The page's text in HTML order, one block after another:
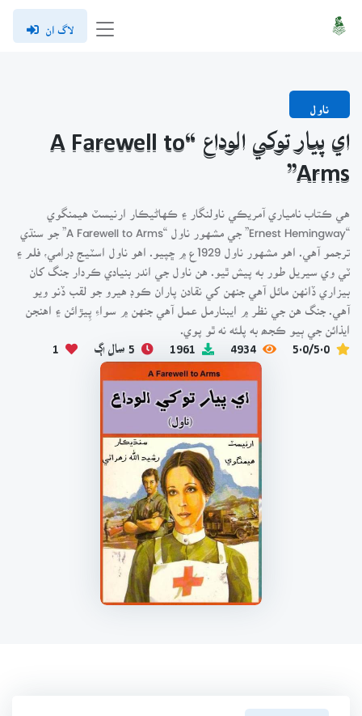
لاگ ان
ناول
اي پيار توکي الوداع “A Farewell to
Arms”
هي ڪتاب نامياري آمريڪي ناولنگار ۽ ڪهاڻيڪار ارنيسٽ هيمنگوي
“Ernest Hemingway” جي مشهور ناول “A Farewell to Arms” جو سنڌي
ترجمو آهي. اهو مشهور ناول 1929ع ۾ ڇپيو. اهو ناول اسٽيج ڊرامي، فلم ۽
ٽي وي سيريل طور به پيش ٿيو. هن ناول جي اندر بنيادي ڪردار جنگ کان
بيزاري ڏانهن مائل آهي جنهن کي نقادن پاران ڪوڊ هيرو جو لقب ڏنو ويو
آهي. جنگ هن جي نظر ۾ ايبنارمل عمل آهي جنهن ۾ سواءِ پِيڙائن ۽ اهنجن
ايذائن جي ٻيو ڪجھ به پلئه نه ٿو پوي.
5.0/5.0
4934
1961 5 سال اڳ 1